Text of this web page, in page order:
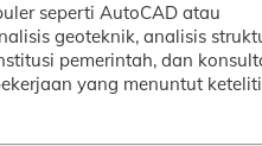
seperti AutoCAD atau
geoteknik, analisis
pemerintah, dan
yang menuntut